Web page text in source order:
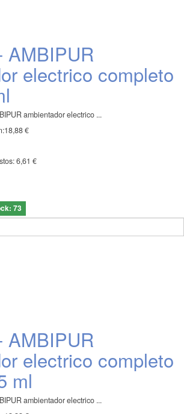
AMBIPUR
electrico completo
ambientador electrico ...
18,88 €
6,61 €
73
AMBIPUR
electrico completo
ml
ambientador electrico ...